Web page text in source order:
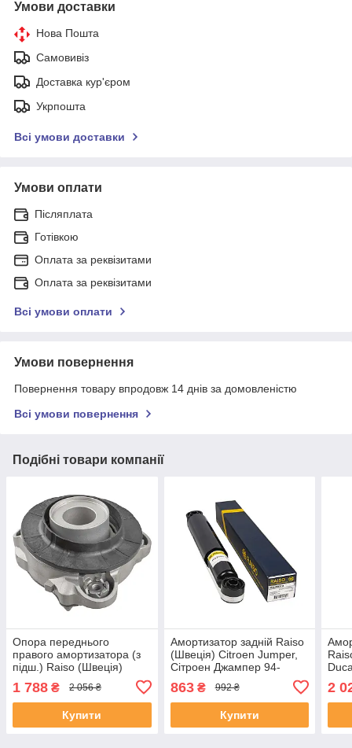
Умови доставки
Нова Пошта
Самовивіз
Доставка кур'єром
Укрпошта
Всі умови доставки
Умови оплати
Післяплата
Готівкою
Оплата за реквізитами
Оплата за реквізитами
Всі умови оплати
Умови повернення
Повернення товару впродовж 14 днів за домовленістю
Всі умови повернення
Подібні товари компанії
Опора переднього
правого амортизатора (з
підш.) Raiso (Швеція)
Джампер 2 #RC03164
UANEEAA4
1 788 ₴ 2 056 ₴
Купити
Амортизатор задній Raiso
(Швеція) Citroen Jumper,
Сітроен Джампер 94-
863₴ 992 ₴
Купити
2